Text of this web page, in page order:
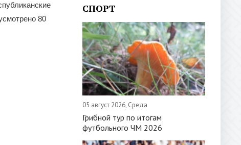
80
СПОРТ
05 август 2026, Среда
Грибной тур по итогам
футбольного ЧМ 2026